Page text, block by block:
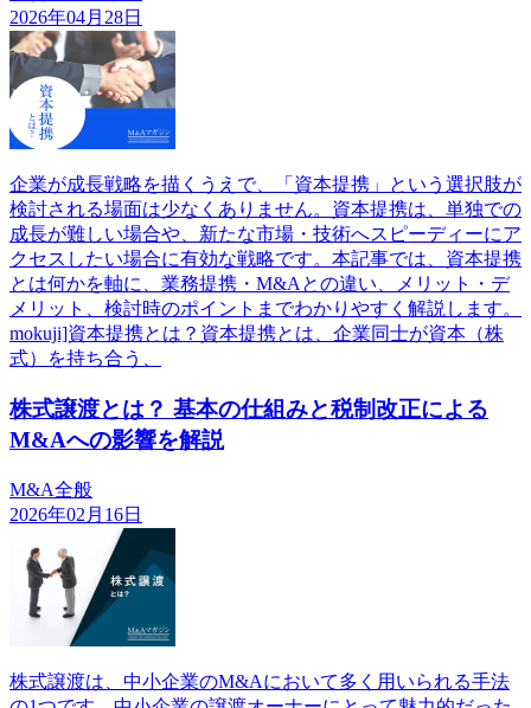
2026年04月28日
企業が成長戦略を描くうえで、「資本提携」という選択肢が
検討される場面は少なくありません。資本提携は、単独での
成長が難しい場合や、新たな市場・技術へスピーディーにア
クセスしたい場合に有効な戦略です。本記事では、資本提携
とは何かを軸に、業務提携・M&Aとの違い、メリット・デ
メリット、検討時のポイントまでわかりやすく解説します。
mokuji]資本提携とは？資本提携とは、企業同士が資本（株
式）を持ち合う、
株式譲渡とは？ 基本の仕組みと税制改正による
M&Aへの影響を解説
M&A全般
2026年02月16日
株式譲渡は、中小企業のM&Aにおいて多く用いられる手法